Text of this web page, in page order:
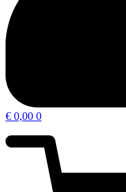
€ 0,00 0